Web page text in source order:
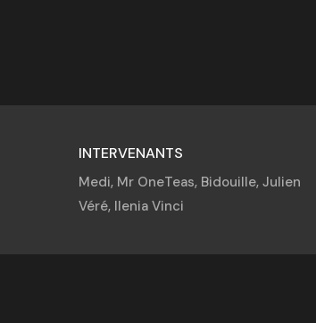
INTERVENANTS
Medi, Mr OneTeas, Bidouille, Julien
Véré, Ilenia Vinci